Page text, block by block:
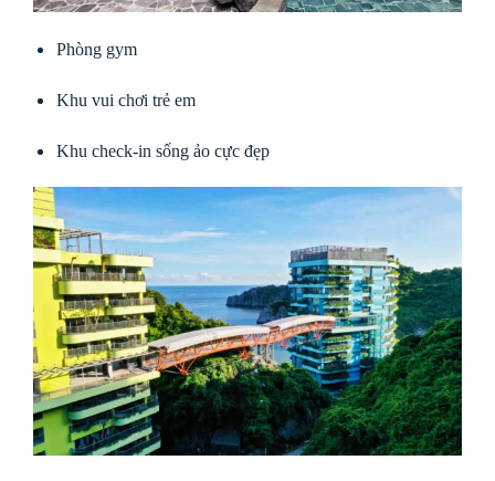
Phòng gym
Khu vui chơi trẻ em
Khu check-in sống ảo cực đẹp